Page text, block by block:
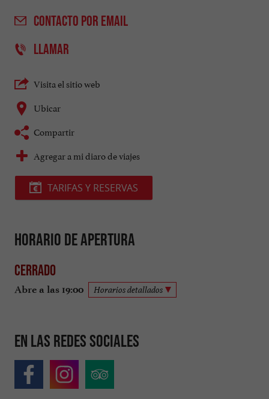
CONTACTO POR EMAIL
LLAMAR
Visita el sitio web
Ubicar
Compartir
Agregar a mi diaro de viajes
TARIFAS Y RESERVAS
Horario de apertura
Cerrado
Abre a las 19:00 Horarios detallados
En las redes sociales